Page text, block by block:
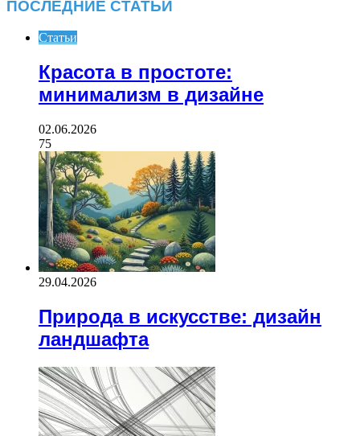
ПОСЛЕДНИЕ СТАТЬИ
Статьи
Красота в простоте:
минимализм в дизайне
02.06.2026
75
29.04.2026
Природа в искусстве: дизайн
ландшафта